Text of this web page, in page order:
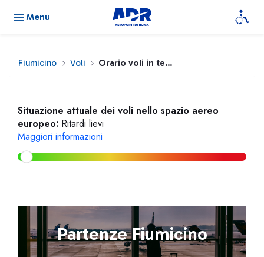
Menu
Fiumicino Voli Orario voli in tempo reale
Situazione attuale dei voli nello spazio aereo
europeo: Ritardi lievi
Maggiori informazioni
Partenze Fiumicino